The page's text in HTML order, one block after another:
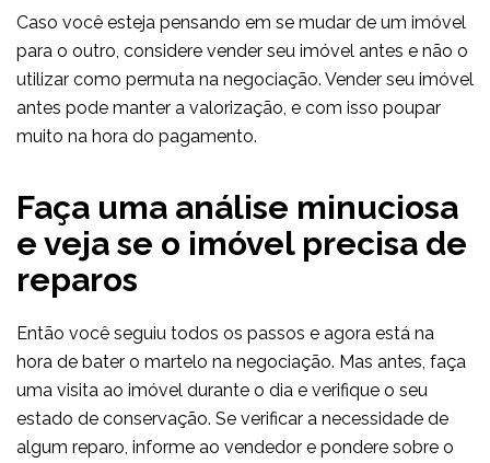
Caso você esteja pensando em se mudar de um imóvel
para o outro, considere vender seu imóvel antes e não o
utilizar como permuta na negociação. Vender seu imóvel
antes pode manter a valorização, e com isso poupar
muito na hora do pagamento.
Faça uma análise minuciosa
e veja se o imóvel precisa de
reparos
Então você seguiu todos os passos e agora está na
hora de bater o martelo na negociação. Mas antes, faça
uma visita ao imóvel durante o dia e verifique o seu
estado de conservação. Se verificar a necessidade de
algum reparo, informe ao vendedor e pondere sobre o